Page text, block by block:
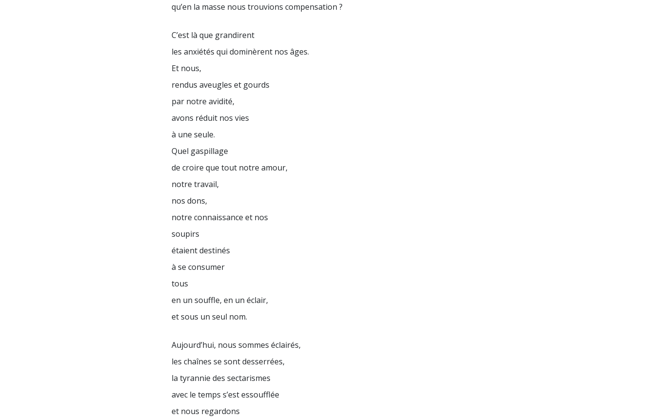
qu’en la masse nous trouvions compensation ?
C’est là que grandirent
les anxiétés qui dominèrent nos âges.
Et nous,
rendus aveugles et gourds
par notre avidité,
avons réduit nos vies
à une seule.
Quel gaspillage
de croire que tout notre amour,
notre travail,
nos dons,
notre connaissance et nos
soupirs
étaient destinés
à se consumer
tous
en un souffle, en un éclair,
et sous un seul nom.
Aujourd’hui, nous sommes éclairés,
les chaînes se sont desserrées,
la tyrannie des sectarismes
avec le temps s’est essoufflée
et nous regardons